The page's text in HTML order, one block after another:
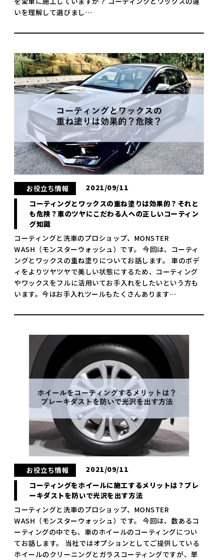
いを理解して選びまし…
お役立ち情報
2021/09/11
コーティングとワックスの重ね塗りは効果的？それと
も危険？車のツヤにこだわる人への正しいコーティン
グ知識
コーティングと洗車のプロショップ、MONSTER
WASH（モンスターウォッシュ）です。 今回は、コーティ
ングとワックスの重ね塗りについてお話します。 車のボデ
ィをよりツヤツヤで美しい状態にするため、コーティング
やワックスをフルに活用いてお手入れをしたいという方も
います。今はお手入れツールもたくさんあります…
お役立ち情報
2021/09/11
コーティングをホイールに施工するメリットは？ブレ
ーキダストを防いで光沢を出す方法
コーティングと洗車のプロショップ、MONSTER
WASH（モンスターウォッシュ）です。 今回は、数あるコ
ーティングの中でも、車のホイールのコーティングについ
てお話します。 当社ではオプションとしてご提供している
ホイールのクリーニングとガラスコーティングですが、単